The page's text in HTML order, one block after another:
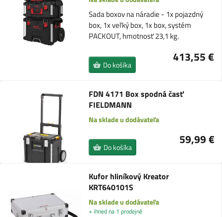
Sada boxov na náradie - 1x pojazdný
box, 1x veľký box, 1x box, systém
PACKOUT, hmotnosť 23,1 kg.
413,55 €
Do košíka
FDN 4171 Box spodná časť
FIELDMANN
Na sklade u dodávateľa
59,99 €
Do košíka
Kufor hliníkový Kreator
KRT640101S
Na sklade u dodávateľa
+ ihned na 1 prodejně